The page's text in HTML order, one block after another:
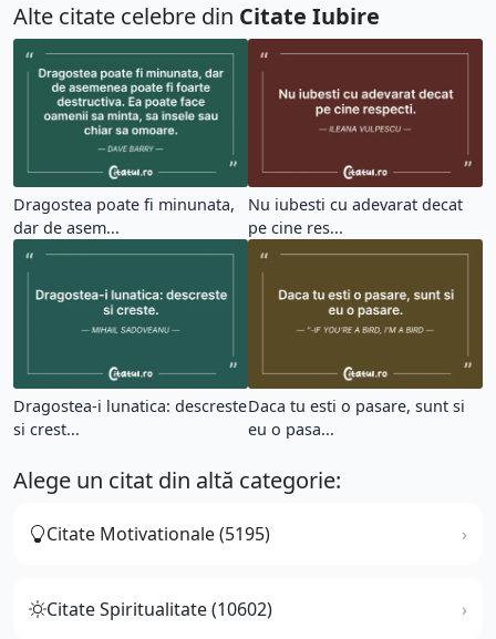
Alte citate celebre din Citate Iubire
Dragostea poate fi minunata,
dar de asem...
Nu iubesti cu adevarat decat
pe cine res...
Dragostea-i lunatica: descreste
si crest...
Daca tu esti o pasare, sunt si
eu o pasa...
Alege un citat din altă categorie:
Citate Motivationale (5195)
Citate Spiritualitate (10602)